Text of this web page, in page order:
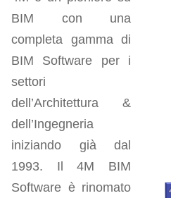
BIM con una
completa gamma di
BIM Software per i
settori
dell’Architettura &
dell’Ingegneria
iniziando già dal
1993. Il 4M BIM
Software è rinomato